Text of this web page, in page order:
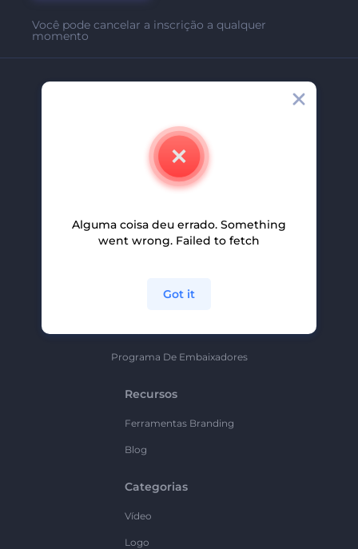
Você pode cancelar a inscrição a qualquer
momento
Contate-Nos
Carreiras
Programa De Afiliados
Programa De Embaixadores
Recursos
Ferramentas Branding
Blog
Categorias
Vídeo
Logo
Alguma coisa deu errado. Something
went wrong. Failed to fetch
Got it